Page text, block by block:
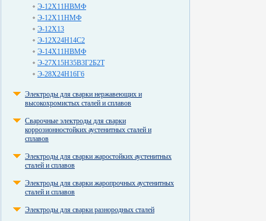
Э-12Х11НВМФ
Э-12Х11НМФ
Э-12Х13
Э-12Х24Н14С2
Э-14Х11НВМФ
Э-27Х15Н35В3Г2Б2Т
Э-28Х24Н16Г6
Электроды для сварки нержавеющих и
высокохромистых сталей и сплавов
Сварочные электроды для сварки
коррозионностойких аустенитных сталей и
сплавов
Электроды для сварки жаростойких аустенитных
сталей и сплавов
Электроды для сварки жаропрочных аустенитных
сталей и сплавов
Электроды для сварки разнородных сталей